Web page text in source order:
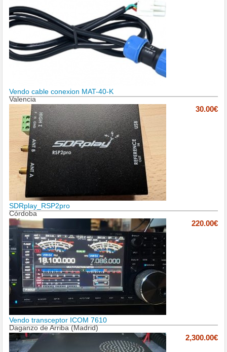
Vendo cable conexion MAT-40-K
Valencia
30.00€
SDRplay_RSP2pro
Córdoba
220.00€
Vendo transceptor ICOM 7610
Daganzo de Arriba (Madrid)
2,300.00€